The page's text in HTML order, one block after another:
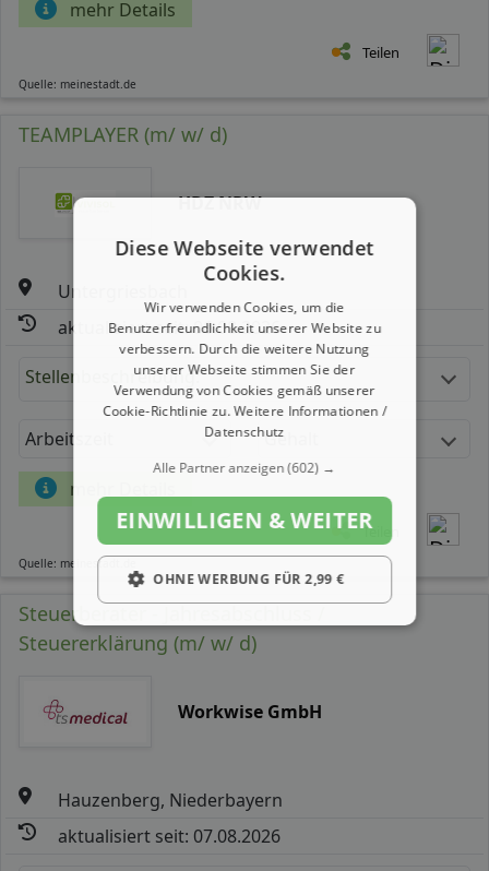
mehr Details
Teilen
Quelle: meinestadt.de
TEAMPLAYER (m/ w/ d)
HDZ NRW
Untergriesbach
aktualisiert seit: 06.08.2026
Stellenbeschreibung:
Arbeitszeit Gehalt
mehr Details
Teilen
Quelle: meinestadt.de
Steuerberater - Jahresabschluss /
Steuererklärung (m/ w/ d)
Workwise GmbH
Hauzenberg, Niederbayern
aktualisiert seit: 07.08.2026
Diese Webseite verwendet
Cookies.
Wir verwenden Cookies, um die
Benutzerfreundlichkeit unserer Website zu
verbessern. Durch die weitere Nutzung
unserer Webseite stimmen Sie der
Verwendung von Cookies gemäß unserer
Cookie-Richtlinie zu.Weitere Informationen /
Datenschutz
Alle Partner anzeigen(602) →
EINWILLIGEN & WEITER
OHNE WERBUNG FÜR 2,99 €